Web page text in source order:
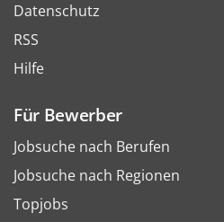
Datenschutz
RSS
Hilfe
Für Bewerber
Jobsuche nach Berufen
Jobsuche nach Regionen
Topjobs